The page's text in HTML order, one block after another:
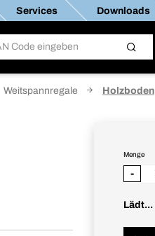
Services Downloads
Weitspannregale Holzboden
Menge
-
Lädt...